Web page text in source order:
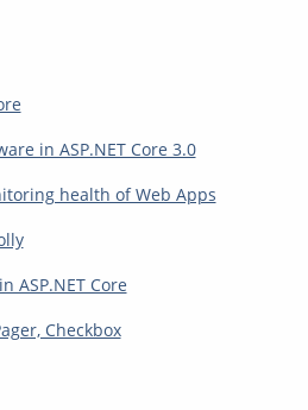
in ASP.NET Core 3.0
health of Web Apps
ASP.NET Core
Checkbox